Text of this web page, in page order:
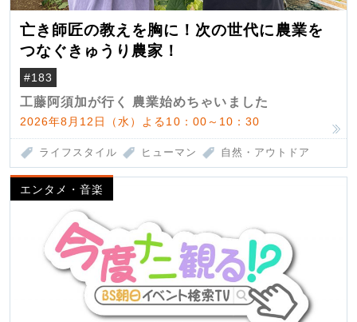
亡き師匠の教えを胸に！次の世代に農業を
つなぐきゅうり農家！
#183
工藤阿須加が行く 農業始めちゃいました
2026年8月12日（水）よる10：00～10：30
ライフスタイル ヒューマン 自然・アウトドア
エンタメ・音楽